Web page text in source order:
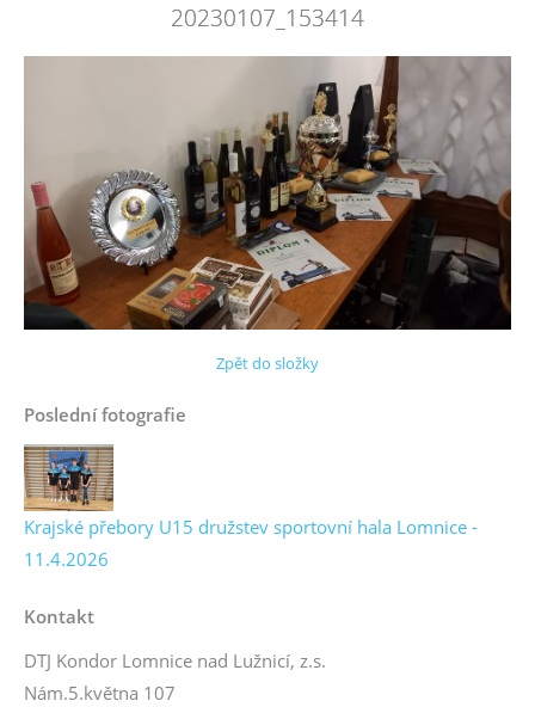
20230107_153414
Zpět do složky
Poslední fotografie
Krajské přebory U15 družstev sportovní hala Lomnice -
11.4.2026
Kontakt
DTJ Kondor Lomnice nad Lužnicí, z.s.
Nám.5.května 107